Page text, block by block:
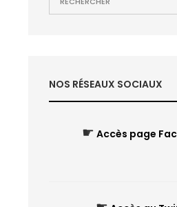
NOS RÉSEAUX SOCIAUX
☛ Accès page